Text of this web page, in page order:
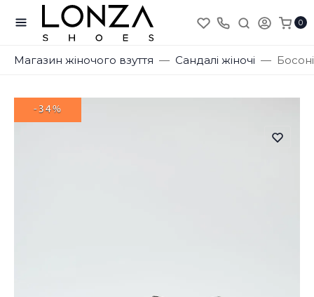
0
Магазин жіночого взуття Сандалі жіночі
-34%